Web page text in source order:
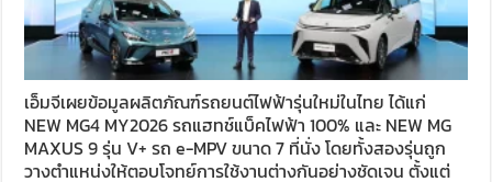
เอ็มจีเผยข้อมูลผลิตภัณฑ์รถยนต์ไฟฟ้ารุ่นใหม่ในไทย ได้แก่
NEW MG4 MY2026 รถแฮทช์แบ็คไฟฟ้า 100% และ NEW MG
MAXUS 9 รุ่น V+ รถ e-MPV ขนาด 7 ที่นั่ง โดยทั้งสองรุ่นถูก
วางตำแหน่งให้ตอบโจทย์การใช้งานต่างกันอย่างชัดเจน ตั้งแต่